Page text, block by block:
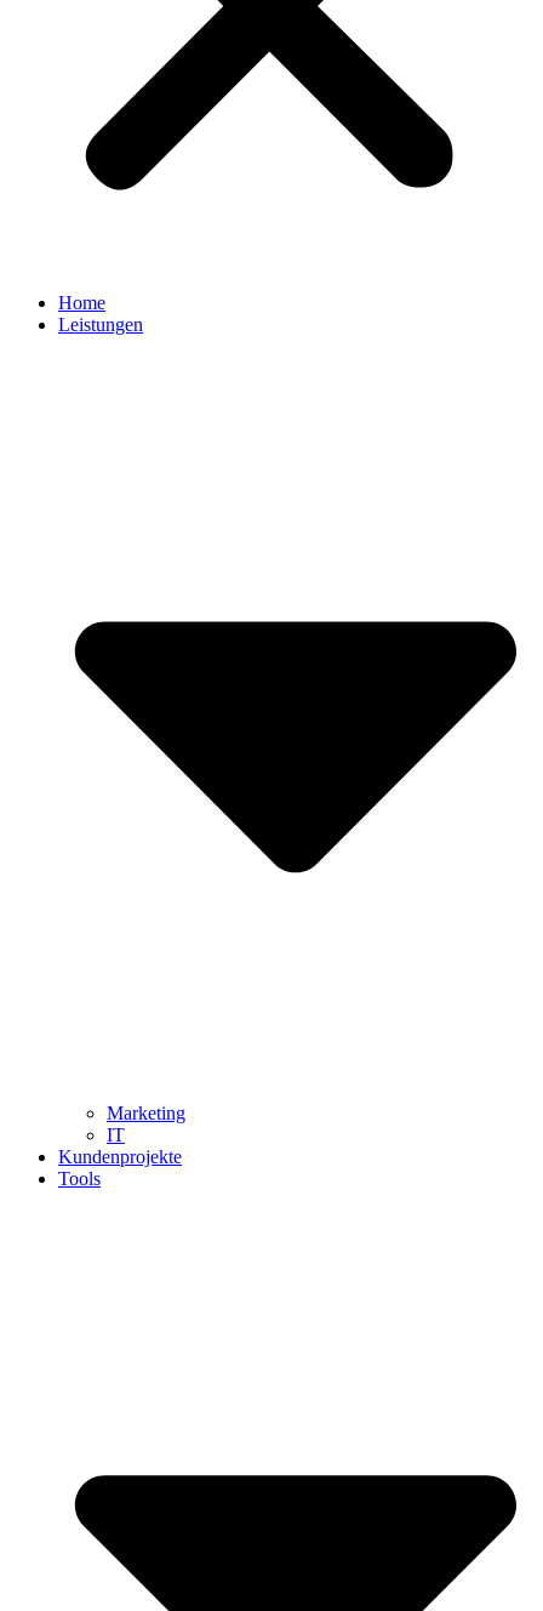
Home
Leistungen
Marketing
IT
Kundenprojekte
Tools